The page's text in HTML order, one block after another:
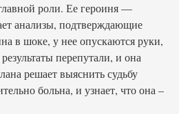
роли. Ее героиня —
анализы, подтверждающие
в шоке, у нее опускаются руки,
перепутали, и она
решает выяснить судьбу
больна, и узнает, что она –